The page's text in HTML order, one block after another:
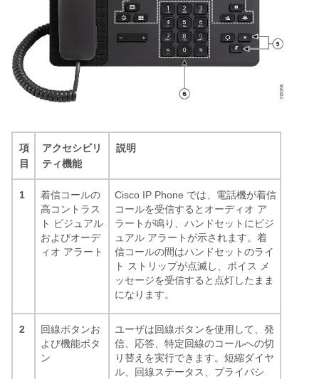
項
目
アクセシビリ
ティ機能
説明
1
着信コールの
高コントラス
ト ビジュアル
およびオーデ
ィオ アラート
Cisco IP Phone では、電話機が着信
コールを受信するとオーディオ ア
ラートが鳴り、ハンドセットにビジ
ュアル アラートが示されます。着
信コールの間はハンドセットのライ
ト ストリップが点滅し、ボイス メ
ッセージを受信すると点灯したまま
になります。
2
回線ボタンお
よび機能ボタ
ン
ユーザは回線ボタンを使用して、発
信、応答、特定回線のコールへの切
り替えを実行できます。短縮ダイヤ
ル、回線ステータス、プライバシ